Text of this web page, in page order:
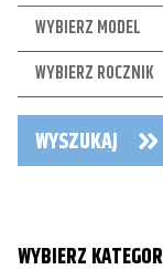
WYBIERZ MODEL
WYBIERZ ROCZNIK
WYSZUKAJ
WYBIERZ